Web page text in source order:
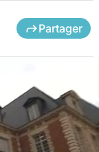
Partager